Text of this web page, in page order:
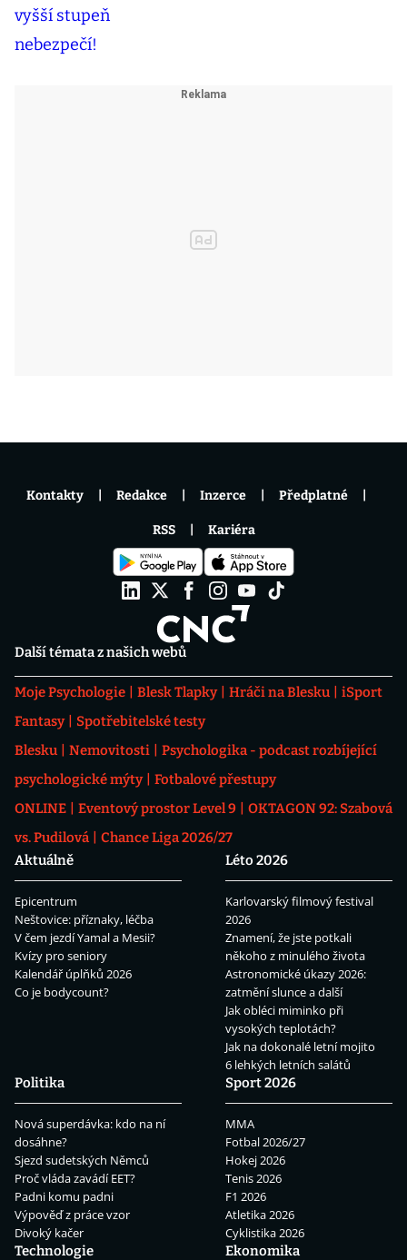
Další témata z našich webů
Moje Psychologie Blesk Tlapky Hráči na Blesku
iSport
Fantasy
Spotřebitelské testy
Blesku
Nemovitosti
Psychologika - podcast rozbíjející
psychologické mýty
Fotbalové přestupy
ONLINE
Eventový prostor Level 9
OKTAGON 92: Szabová
vs. Pudilová
Chance Liga 2026/27
Aktuálně
Epicentrum
Neštovice: příznaky, léčba
V čem jezdí Yamal a Mesii?
Kvízy pro seniory
Kalendář úplňků 2026
Co je bodycount?
Léto 2026
Karlovarský filmový festival
2026
Znamení, že jste potkali
někoho z minulého života
Astronomické úkazy 2026:
zatmění slunce a další
Jak obléci miminko při
vysokých teplotách?
Jak na dokonalé letní mojito
6 lehkých letních salátů
Politika
Nová superdávka: kdo na ní
dosáhne?
Sjezd sudetských Němců
Proč vláda zavádí EET?
Padni komu padni
Výpověď z práce vzor
Divoký kačer
Sport 2026
MMA
Fotbal 2026/27
Hokej 2026
Tenis 2026
F1 2026
Atletika 2026
Cyklistika 2026
Technologie
Ekonomika
Kontakty Redakce Inzerce Předplatné
RSS Kariéra